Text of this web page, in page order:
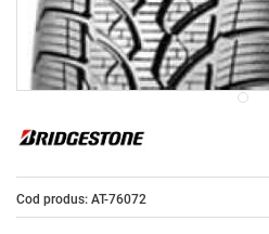
Cod produs: AT-76072